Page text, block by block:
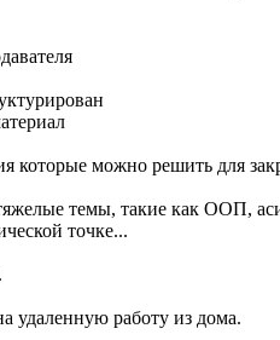
которые можно решить для
темы, такие как ООП,
точке...
удаленную работу из дома.